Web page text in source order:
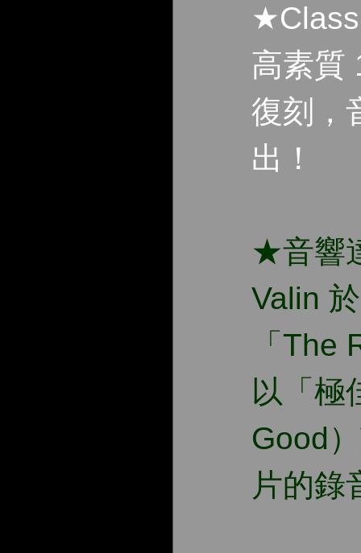
高素質
復刻，
出！
★音響
Valin
「The
以「極
Good
片的錄